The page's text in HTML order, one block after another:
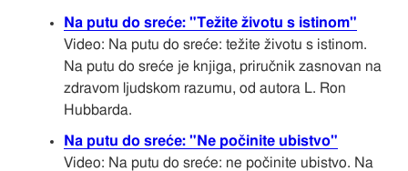
Na putu do sreće: "Težite životu s istinom"
Video: Na putu do sreće: težite životu s istinom.
Na putu do sreće je knjiga, priručnik zasnovan na
zdravom ljudskom razumu, od autora L. Ron
Hubbarda.
Na putu do sreće: "Ne počinite ubistvo"
Video: Na putu do sreće: ne počinite ubistvo. Na